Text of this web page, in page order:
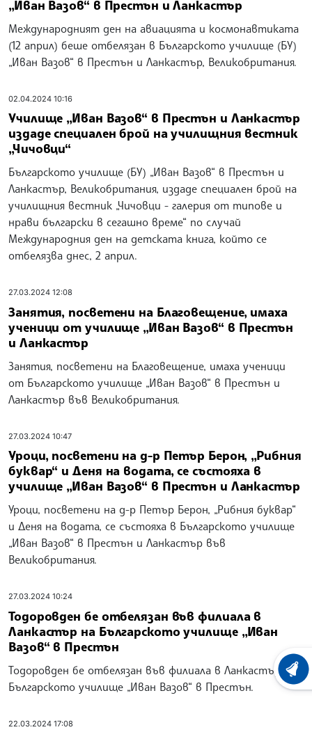
„Иван Вазов“ в Престън и Ланкастър
Международният ден на авиацията и космонавтиката
(12 април) беше отбелязан в Българското училище (БУ)
„Иван Вазов“ в Престън и Ланкастър, Великобритания.
02.04.2024 10:16
Училище „Иван Вазов“ в Престън и Ланкастър
издаде специален брой на училищния вестник
„Чичовци“
Българското училище (БУ) „Иван Вазов“ в Престън и
Ланкастър, Великобритания, издаде специален брой на
училищния вестник „Чичовци - галерия от типове и
нрави български в сегашно време“ по случай
Международния ден на детската книга, който се
отбелязва днес, 2 април.
27.03.2024 12:08
Занятия, посветени на Благовещение, имаха
ученици от училище „Иван Вазов“ в Престън
и Ланкастър
Занятия, посветени на Благовещение, имаха ученици
от Българското училище „Иван Вазов“ в Престън и
Ланкастър във Великобритания.
27.03.2024 10:47
Уроци, посветени на д-р Петър Берон, „Рибния
буквар“ и Деня на водата, се състояха в
училище „Иван Вазов“ в Престън и Ланкастър
Уроци, посветени на д-р Петър Берон, „Рибния буквар“
и Деня на водата, се състояха в Българското училище
„Иван Вазов“ в Престън и Ланкастър във
Великобритания.
27.03.2024 10:24
Тодоровден бе отбелязан във филиала в
Ланкастър на Българското училище „Иван
Вазов“ в Престън
Тодоровден бе отбелязан във филиала в Ланкастър на
Българското училище „Иван Вазов“ в Престън.
22.03.2024 17:08